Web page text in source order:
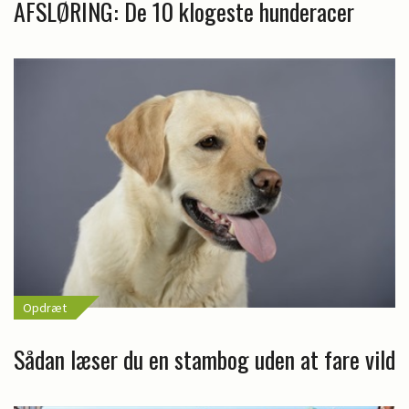
AFSLØRING: De 10 klogeste hunderacer
Opdræt
Sådan læser du en stambog uden at fare vild